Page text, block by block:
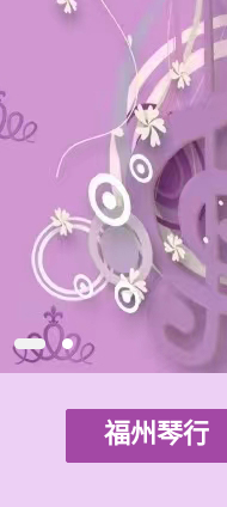
福州琴行